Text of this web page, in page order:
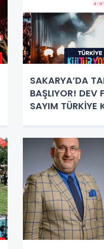
SAKARYA’DA
BAŞLIYOR! DEV
SAYIM TÜRKİYE
BAHÇESİ’Nİ
KADRO